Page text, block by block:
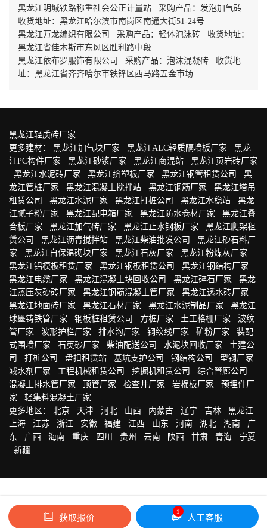
黑龙江明城铁路称重社会公正计量站 采购产品：发泡加气砖
收货地址：黑龙江哈尔滨市南岗区南通大街51-24号
黑龙江万龙编织有限公司 采购产品：轻体泡沫砖 收货地址：
黑龙江省佳木斯市东风区胜利路中段
黑龙江依布罗服饰有限公司 采购产品：泡沫混凝砖 收货地
址：黑龙江省齐齐哈尔市铁锋区西马路五金市场
黑龙江轻质砖厂家
更多建材： 黑龙江加气块厂家 黑龙江ALC轻质隔墙板厂家
黑龙
江PC构件厂家
黑龙江砂浆厂家 黑龙江商混站
黑龙江页岩砖厂家
黑龙江水泥砖厂家
黑龙江挤塑板厂家 黑龙江钢管租赁公司
黑
龙江管桩厂家
黑龙江混凝土搅拌站 黑龙江钢筋厂家
黑龙江塔吊
租赁公司
黑龙江水泥厂家 黑龙江打桩公司 黑龙江水稳站
黑龙
江腻子粉厂家
黑龙江配电箱厂家 黑龙江防水卷材厂家
黑龙江叠
合板厂家
黑龙江加气砖厂家 黑龙江止水钢板厂家
黑龙江爬架租
赁公司
黑龙江沥青搅拌站 黑龙江柴油批发公司
黑龙江砂石料厂
家
黑龙江自保温砌块厂家 黑龙江石灰厂家
黑龙江粉煤灰厂家
黑龙江铝模板租赁厂家
黑龙江钢板租赁公司
黑龙江钢结构厂家
黑龙江电缆厂家
黑龙江混凝土块回收公司 黑龙江碎石厂家
黑龙
江蒸压灰砂砖厂家
黑龙江钢筋混凝土管厂家
黑龙江透水砖厂家
黑龙江地面砖厂家
黑龙江石材厂家 黑龙江水泥制品厂家
黑龙江
球墨铸铁管厂家
钢板桩租赁公司 方桩厂家 土工格栅厂家
波纹
管厂家
波形护栏厂家 排水沟厂家 钢绞线厂家 矿粉厂家
装配
式围墙厂家
石英砂厂家 柴油配送公司 水泥块回收厂家
土建公
司
打桩公司 盘扣租赁站 基坑支护公司 钢结构公司
型钢厂家
减水剂厂家
工程机械租赁公司 挖掘机租赁公司
综合管廊公司
混凝土排水管厂家
顶管厂家 检查井厂家 岩棉板厂家
预埋件厂
家
轻集料混凝土厂家
更多地区： 北京 天津 河北 山西 内蒙古 辽宁 吉林
黑龙江
上海
江苏 浙江 安徽 福建 江西 山东 河南 湖北 湖南
广
东
广西 海南 重庆 四川 贵州 云南 陕西 甘肃 青海
宁夏
新疆
友情链接：
获取报价 人工客服
1